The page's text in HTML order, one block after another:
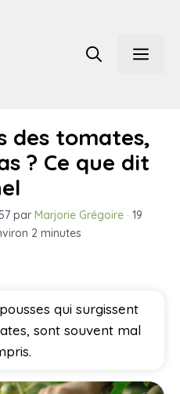
des tomates,
? Ce que dit
par Marjorie Grégoire · 19
2 minutes
qui surgissent
sont souvent mal